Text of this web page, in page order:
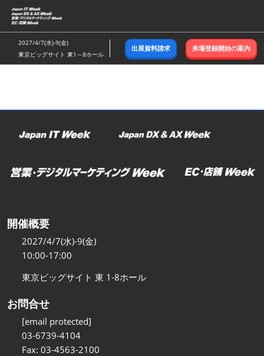
ス
キ
ッ
し
む
2027/4/7(水)-9(金)
東京ビッグサイト 東1～8ホール
出展資料請求 来場登録開始の案内
開催概要
2027/4/7(水)-9(金)
10:00-17:00
東京ビッグサイト 東 1-8ホール
お問合せ
[email protected]
03-6739-4104
Fax: 03-4563-2100